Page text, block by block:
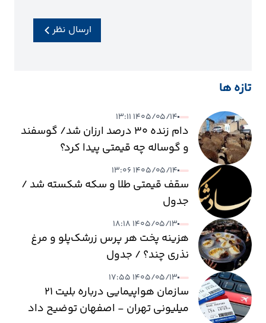
ارسال نظر
تازه ها
۱۴۰۵/۰۵/۱۴ ۱۳:۱۱
دام زنده ۳۰ درصد ارزان شد/ گوسفند
و گوساله چه قیمتی پیدا کرد؟
۱۴۰۵/۰۵/۱۴ ۱۳:۰۶
سقف قیمتی طلا و سکه شکسته شد /
جدول
۱۴۰۵/۰۵/۱۳ ۱۸:۱۸
هزینه پخت هر پرس زرشک‌پلو و مرغ
نذری چند؟ / جدول
۱۴۰۵/۰۵/۱۳ ۱۷:۵۵
سازمان هواپیمایی درباره بلیت ۲۱
میلیونی تهران - اصفهان توضیح داد